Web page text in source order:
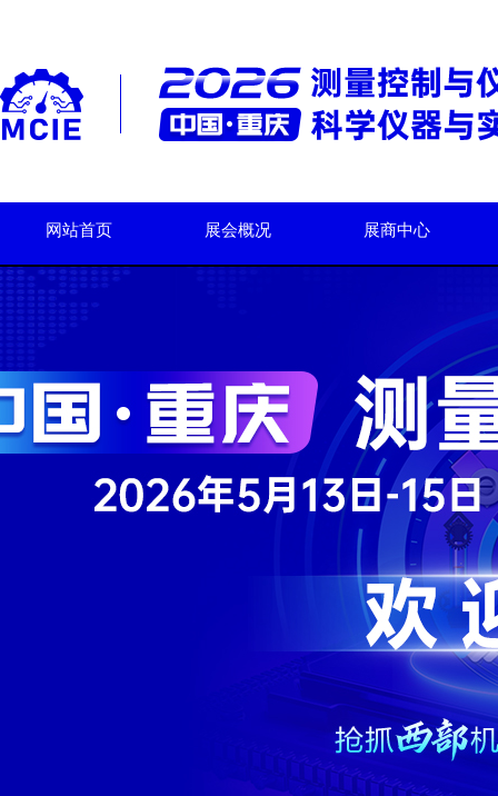
网站首页 展会概况 展商中心